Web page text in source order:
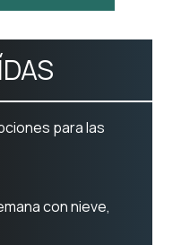
para las
con nieve,